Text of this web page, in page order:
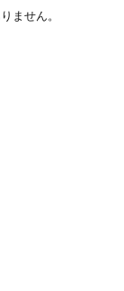
ません。